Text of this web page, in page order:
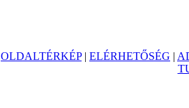
OLDALTÉRKÉP| ELÉRHETŐSÉG |